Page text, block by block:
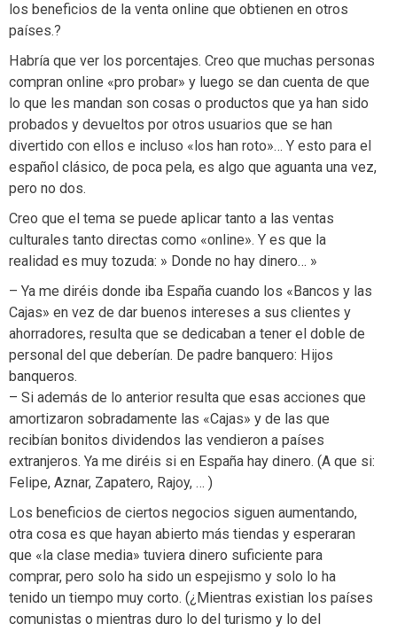
los beneficios de la venta online que obtienen en otros
países.?
Habría que ver los porcentajes. Creo que muchas personas
compran online «pro probar» y luego se dan cuenta de que
lo que les mandan son cosas o productos que ya han sido
probados y devueltos por otros usuarios que se han
divertido con ellos e incluso «los han roto»… Y esto para el
español clásico, de poca pela, es algo que aguanta una vez,
pero no dos.
Creo que el tema se puede aplicar tanto a las ventas
culturales tanto directas como «online». Y es que la
realidad es muy tozuda: » Donde no hay dinero… »
– Ya me diréis donde iba España cuando los «Bancos y las
Cajas» en vez de dar buenos intereses a sus clientes y
ahorradores, resulta que se dedicaban a tener el doble de
personal del que deberían. De padre banquero: Hijos
banqueros.
– Si además de lo anterior resulta que esas acciones que
amortizaron sobradamente las «Cajas» y de las que
recibían bonitos dividendos las vendieron a países
extranjeros. Ya me diréis si en España hay dinero. (A que si:
Felipe, Aznar, Zapatero, Rajoy, … )
Los beneficios de ciertos negocios siguen aumentando,
otra cosa es que hayan abierto más tiendas y esperaran
que «la clase media» tuviera dinero suficiente para
comprar, pero solo ha sido un espejismo y solo lo ha
tenido un tiempo muy corto. (¿Mientras existian los países
comunistas o mientras duro lo del turismo y lo del